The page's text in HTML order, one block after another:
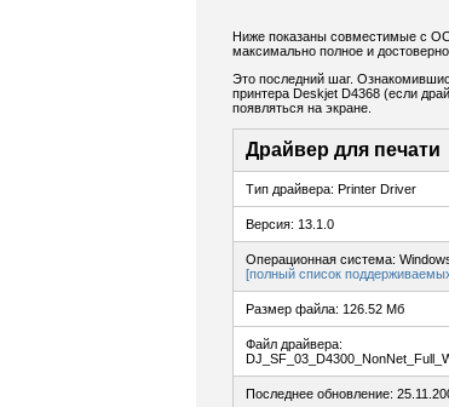
Ниже показаны совместимые с
максимально полное и
Это последний шаг.
принтера Deskjet D4368 (если
появляться на экране.
Драйвер для печати
Тип драйвера: Printer Driver
Версия: 13.1.0
Операционная система:
[полный список
Размер файла: 126.52 Мб
Файл драйвера:
Последнее обновление: